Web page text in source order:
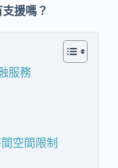
援嗎？
服務
空間限制